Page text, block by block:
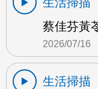
蔡佳芬黃
2026/07/16
生活掃描